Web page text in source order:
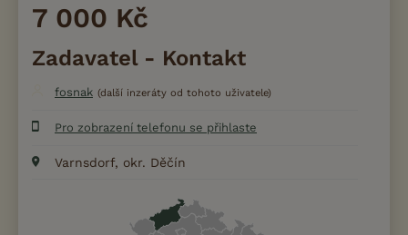
7 000 Kč
Zadavatel - Kontakt
fosnak (další inzeráty od tohoto uživatele)
Pro zobrazení telefonu se přihlaste
Varnsdorf, okr. Děčín